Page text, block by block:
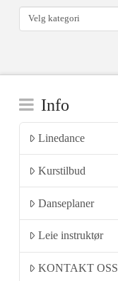
Kateogorier
Info
Linedance
Kurstilbud
Danseplaner
Leie instruktør
KONTAKT OSS